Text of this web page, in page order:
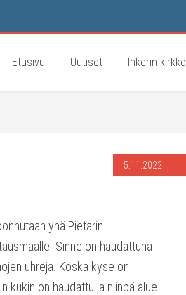
Etusivu Uutiset Inkerin kirkko
5.11.2022
yhä Pietarin
Sinne on haudattuna
uhreja. Koska kyse on
kukin on haudattu ja niinpä alue